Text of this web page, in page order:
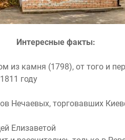
Интересные факты:
из камня (1798), от того и пер
году
Нечаевых, торговавших
Елизаветой